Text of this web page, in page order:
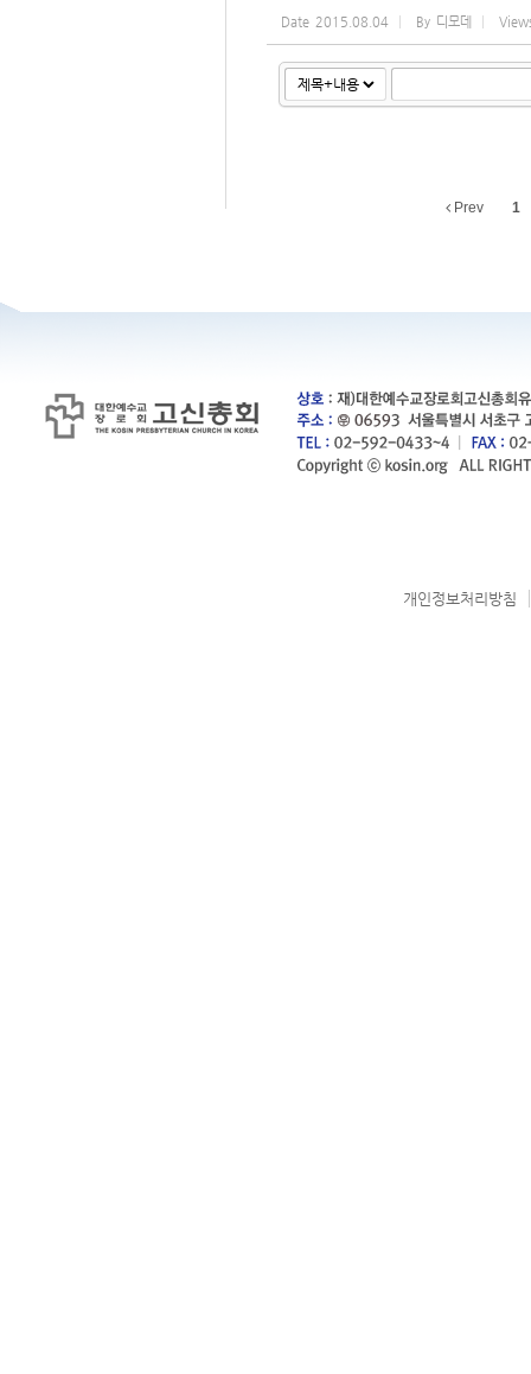
Date 2015.08.04 By 디모데
Prev 1
개인정보처리방침